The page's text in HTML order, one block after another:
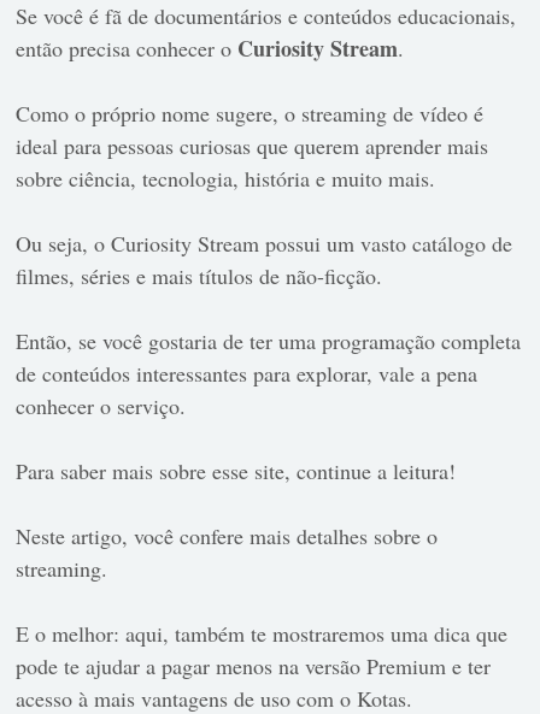
Se você é fã de documentários e conteúdos educacionais,
então precisa conhecer o Curiosity Stream.
Como o próprio nome sugere, o streaming de vídeo é
ideal para pessoas curiosas que querem aprender mais
sobre ciência, tecnologia, história e muito mais.
Ou seja, o Curiosity Stream possui um vasto catálogo de
filmes, séries e mais títulos de não-ficção.
Então, se você gostaria de ter uma programação completa
de conteúdos interessantes para explorar, vale a pena
conhecer o serviço.
Para saber mais sobre esse site, continue a leitura!
Neste artigo, você confere mais detalhes sobre o
streaming.
E o melhor: aqui, também te mostraremos uma dica que
pode te ajudar a pagar menos na versão Premium e ter
acesso à mais vantagens de uso com o Kotas.